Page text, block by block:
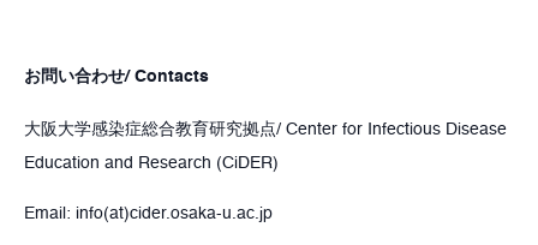
お問い合わせ/ Contacts
大阪大学感染症総合教育研究拠点/ Center for Infectious Disease
Education and Research (CiDER)
Email: info(at)cider.osaka-u.ac.jp